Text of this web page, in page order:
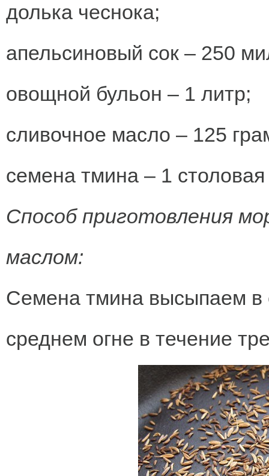
долька чеснока;
апельсиновый сок – 250
овощной бульон – 1 литр;
сливочное масло – 125
семена тмина – 1
Способ приготовления
маслом:
Семена тмина высыпаем в
среднем огне в течение